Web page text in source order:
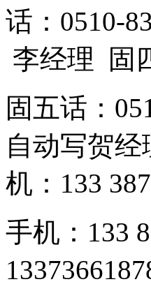
话：0510-
李经理 固
固五话：
自动写贺
机：133
手机：133